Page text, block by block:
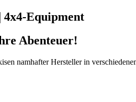
4x4-Equipment
Abenteuer!
namhafter Hersteller in